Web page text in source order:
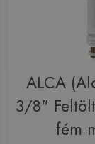
ALCA
3/8"
fém